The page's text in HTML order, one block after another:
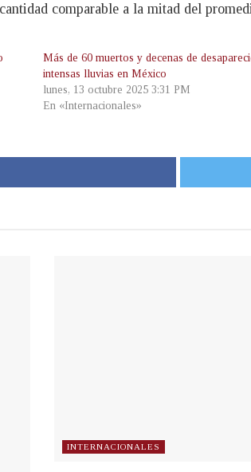
comparable a la mitad del
Más de 60 muertos y decenas de
intensas lluvias en México
lunes, 13 octubre 2025 3:31 PM
En «Internacionales»
INTERNACIONALES